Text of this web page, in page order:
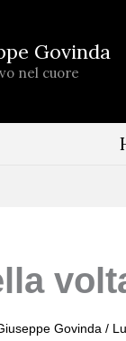
Govinda
nel cuore
Govinda /